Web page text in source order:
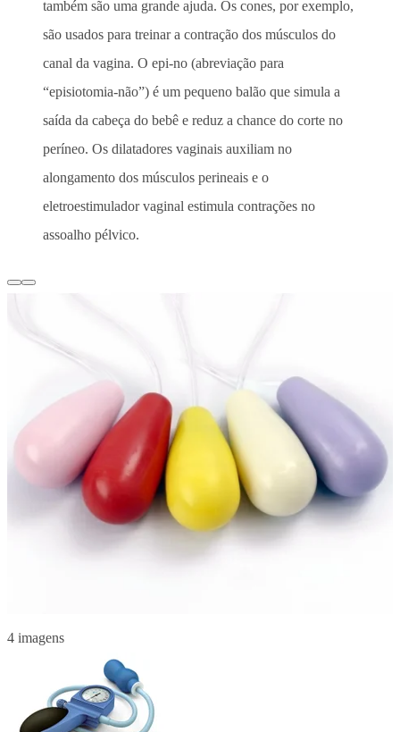
também são uma grande ajuda. Os cones, por exemplo,
são usados para treinar a contração dos músculos do
canal da vagina. O epi-no (abreviação para
“episiotomia-não”) é um pequeno balão que simula a
saída da cabeça do bebê e reduz a chance do corte no
períneo. Os dilatadores vaginais auxiliam no
alongamento dos músculos perineais e o
eletroestimulador vaginal estimula contrações no
assoalho pélvico.
4 imagens